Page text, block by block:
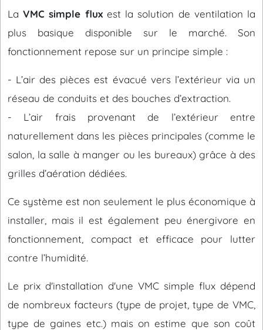
LaVMC simple fluxest la solution de ventilation la
plus basique disponible sur le marché. Son
fonctionnement repose sur un principe simple :
- L’air des pièces est évacué vers l’extérieur via un
réseau de conduits et des bouches d’extraction.
- L’air frais provenant de l’extérieur entre
naturellement dans les pièces principales (comme le
salon, la salle à manger ou les bureaux) grâce à des
grilles d’aération dédiées.
Ce système est non seulement le plus économique à
installer, mais il est également peu énergivore en
fonctionnement, compact et efficace pour lutter
contre l’humidité.
Le prix d'installation d'une VMC simple flux dépend
de nombreux facteurs (type de projet, type de VMC,
type de gaines etc.) mais on estime que son coût